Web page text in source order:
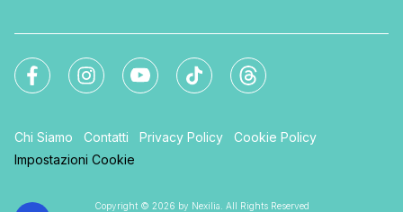
Chi Siamo Contatti Privacy Policy
Cookie Policy
Impostazioni Cookie
Copyright © 2026 by Nexilia. All Rights Reserved